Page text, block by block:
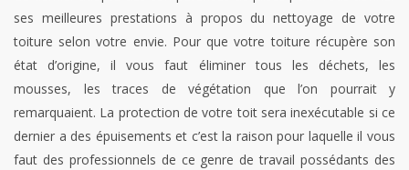
ses meilleures prestations à propos du nettoyage de votre
toiture selon votre envie. Pour que votre toiture récupère son
état d’origine, il vous faut éliminer tous les déchets, les
mousses, les traces de végétation que l’on pourrait y
remarquaient. La protection de votre toit sera inexécutable si ce
dernier a des épuisements et c’est la raison pour laquelle il vous
faut des professionnels de ce genre de travail possédants des